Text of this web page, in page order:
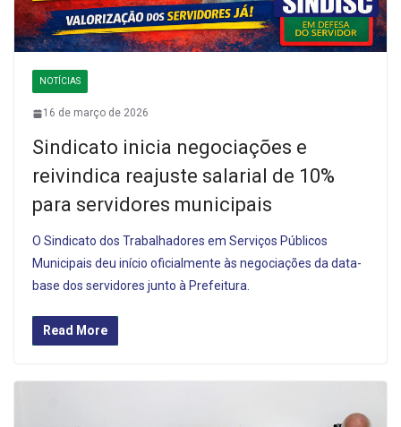
NOTÍCIAS
16 de março de 2026
Sindicato inicia negociações e
reivindica reajuste salarial de 10%
para servidores municipais
O Sindicato dos Trabalhadores em Serviços Públicos
Municipais deu início oficialmente às negociações da data-
base dos servidores junto à Prefeitura.
Read More